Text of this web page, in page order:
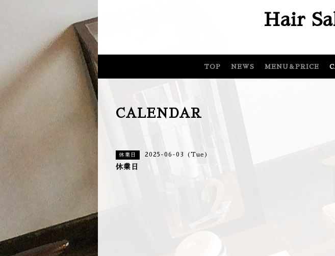
Hair
長野県埴科郡
TOP NEWS MENU＆PRICE
CALENDAR
休業日 2025-06-03 (Tue)
休業日